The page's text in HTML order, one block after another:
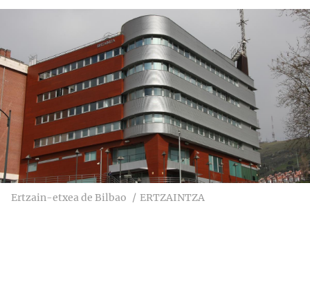
Ertzain-etxea de Bilbao ERTZAINTZA